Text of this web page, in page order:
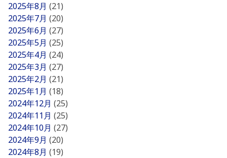
2025年8月 (21)
2025年7月 (20)
2025年6月 (27)
2025年5月 (25)
2025年4月 (24)
2025年3月 (27)
2025年2月 (21)
2025年1月 (18)
2024年12月 (25)
2024年11月 (25)
2024年10月 (27)
2024年9月 (20)
2024年8月 (19)